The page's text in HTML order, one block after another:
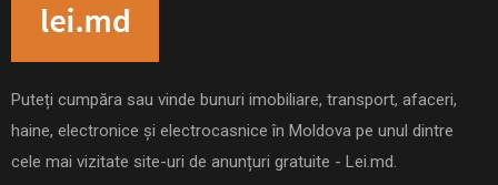
Puteți cumpăra sau vinde bunuri imobiliare, transport, afaceri,
haine, electronice și electrocasnice în Moldova pe unul dintre
cele mai vizitate site-uri de anunțuri gratuite - Lei.md.